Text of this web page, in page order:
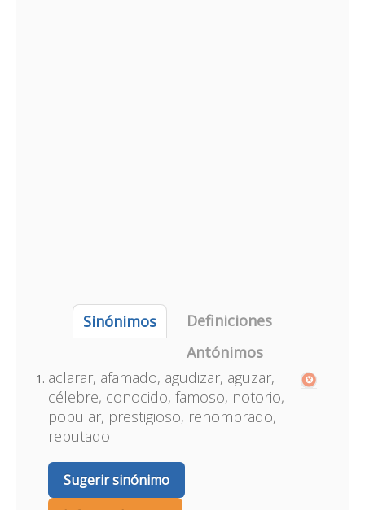
Sinónimos
Definiciones
Antónimos
aclarar, afamado, agudizar, aguzar,
célebre, conocido, famoso, notorio,
popular, prestigioso, renombrado,
reputado
Sugerir sinónimo